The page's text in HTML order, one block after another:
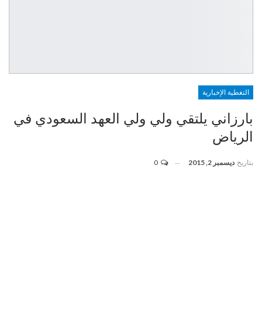
التغطية الإخبارية
بارزاني يلتقي ولي ولي العهد السعودي في
الرياض
بتاريخ ديسمبر 2, 2015